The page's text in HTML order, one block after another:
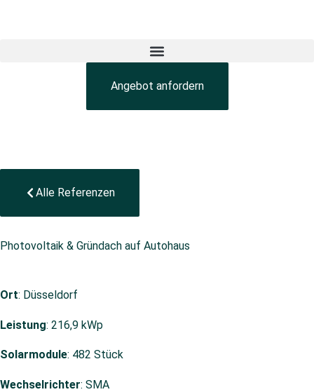
Angebot anfordern
Alle Referenzen
Photovoltaik & Gründach auf Autohaus
Ort: Düsseldorf
Leistung: 216,9 kWp
Solarmodule: 482 Stück
Wechselrichter: SMA